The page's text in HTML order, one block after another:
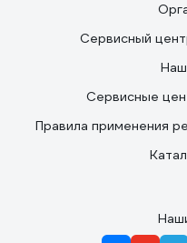
Сервисный
Сервисные
Правила применения